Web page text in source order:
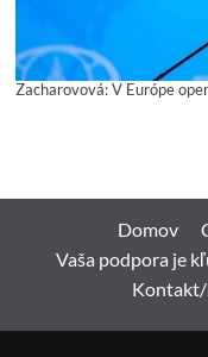
Zacharovová: V Európe
Domov
Vaša podpora je